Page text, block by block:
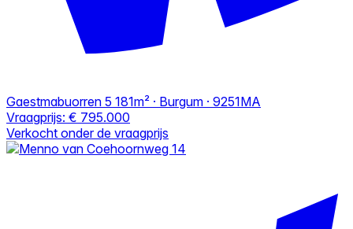
Gaestmabuorren 5 181m² · Burgum · 9251MA
Vraagprijs: € 795.000
Verkocht onder de vraagprijs